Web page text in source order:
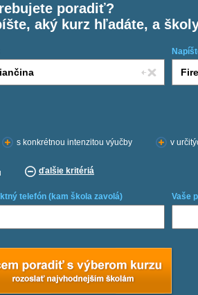
poradiť?
aký kurz hľadáte, a
s konkrétnou intenzitou výučby v
ďalšie kritériá
telefón (kam škola zavolá) Vaše